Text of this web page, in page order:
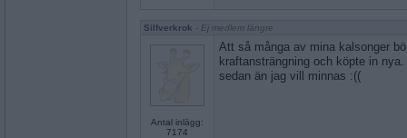
Silfverkrok - Ej medlem längre
Antal inlägg:
7174
Att så många av mina kalsonger
kraftansträngning och köpte in
sedan än jag vill minnas :((